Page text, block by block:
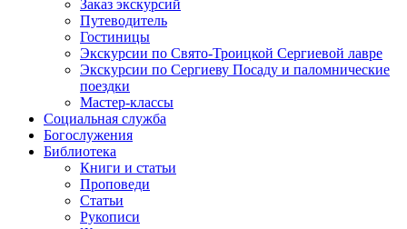
Заказ экскурсий
Путеводитель
Гостиницы
Экскурсии по Свято-Троицкой Сергиевой лавре
Экскурсии по Сергиеву Посаду и паломнические
поездки
Мастер-классы
Социальная служба
Богослужения
Библиотека
Книги и статьи
Проповеди
Статьи
Рукописи